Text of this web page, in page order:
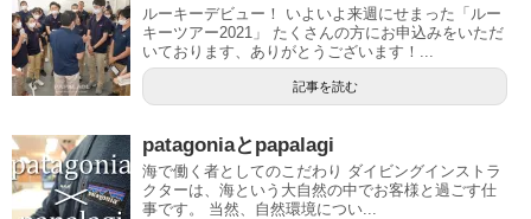
ルーキーデビュー！ いよいよ来週にせまった「ルー
キーツアー2021」 たくさんの方にお申込みをいただ
いております、ありがとうございます！...
記事を読む
patagoniaとpapalagi
海で働く者としてのこだわり ダイビングインストラ
クターは、海という大自然の中でお客様と過ごす仕
事です。 当然、自然環境につい...